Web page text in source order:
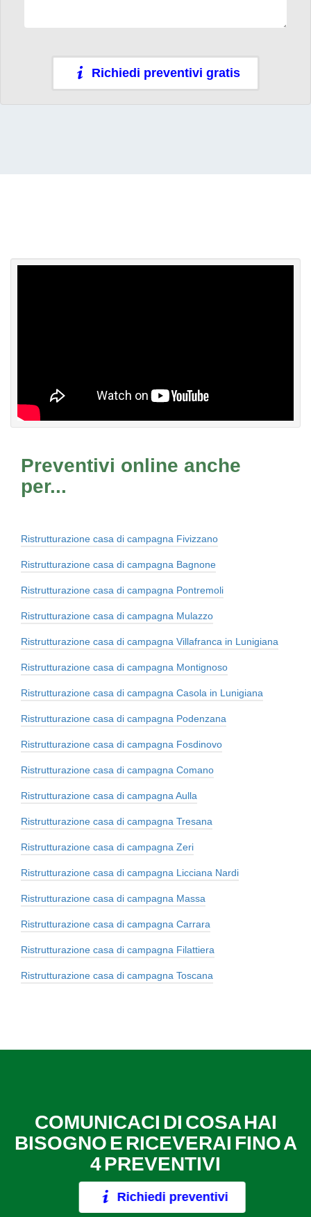
Richiedi preventivi gratis
Preventivi online anche
per...
Ristrutturazione casa di campagna Fivizzano
Ristrutturazione casa di campagna Bagnone
Ristrutturazione casa di campagna Pontremoli
Ristrutturazione casa di campagna Mulazzo
Ristrutturazione casa di campagna Villafranca in Lunigiana
Ristrutturazione casa di campagna Montignoso
Ristrutturazione casa di campagna Casola in Lunigiana
Ristrutturazione casa di campagna Podenzana
Ristrutturazione casa di campagna Fosdinovo
Ristrutturazione casa di campagna Comano
Ristrutturazione casa di campagna Aulla
Ristrutturazione casa di campagna Tresana
Ristrutturazione casa di campagna Zeri
Ristrutturazione casa di campagna Licciana Nardi
Ristrutturazione casa di campagna Massa
Ristrutturazione casa di campagna Carrara
Ristrutturazione casa di campagna Filattiera
Ristrutturazione casa di campagna Toscana
COMUNICACI DI COSA HAI
BISOGNO E RICEVERAI FINO A
4 PREVENTIVI
Richiedi preventivi